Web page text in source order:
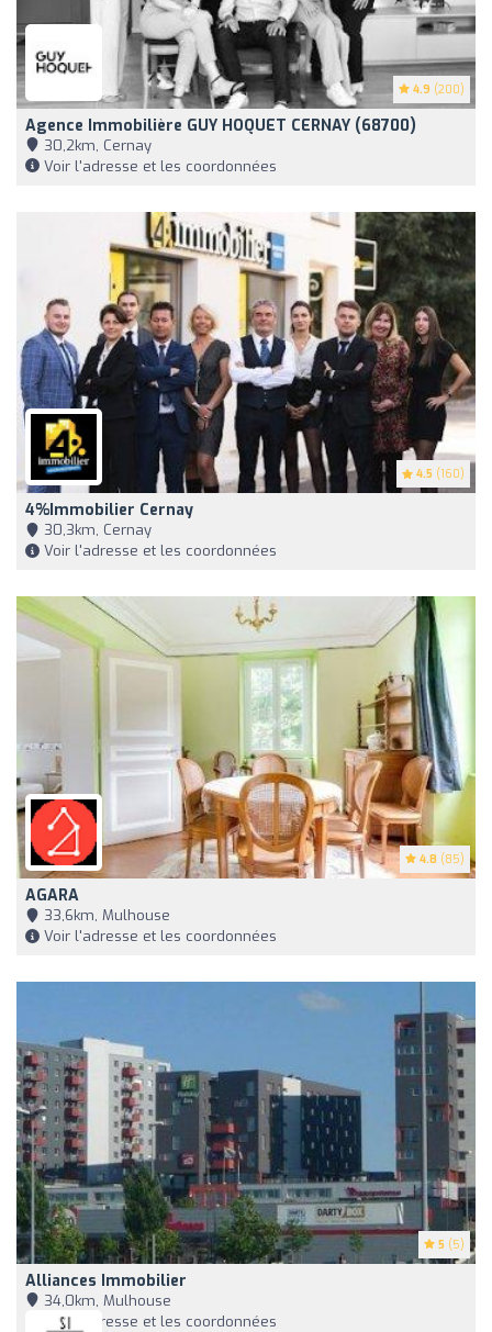
4.9 (200)
Agence Immobilière GUY HOQUET CERNAY (68700)
30,2km, Cernay
Voir l'adresse et les coordonnées
4.5 (160)
4%Immobilier Cernay
30,3km, Cernay
Voir l'adresse et les coordonnées
4.8 (85)
AGARA
33,6km, Mulhouse
Voir l'adresse et les coordonnées
5 (5)
Alliances Immobilier
34,0km, Mulhouse
Voir l'adresse et les coordonnées